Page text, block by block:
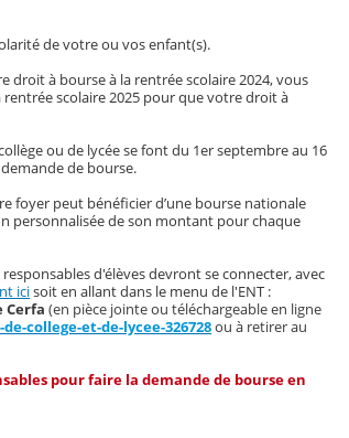
de votre ou vos enfant(s).
droit à bourse à la rentrée scolaire 2024, vous
rentrée scolaire 2025 pour que votre droit à
ou de lycée se font du 1er septembre au 16
de bourse.
foyer peut bénéficier d’une bourse nationale
personnalisée de son montant pour chaque
d'élèves devront se connecter, avec
icisoit en allant dans le menu de l'ENT :
Cerfa (en pièce jointe ou téléchargeable en ligne
college-et-de-lycee-326728ou à retirer au
pour faire la demande de bourse en